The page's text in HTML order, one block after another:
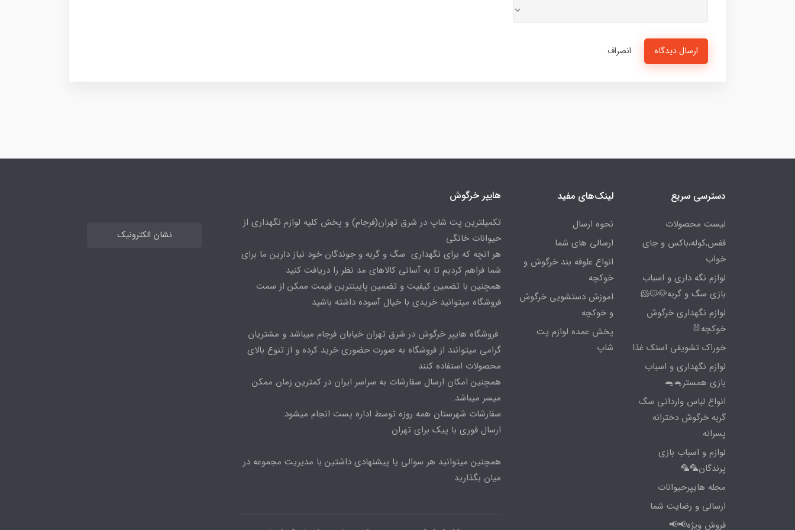
ارسال دیدگاه انصراف
دسترسی سریع
لیست محصولات
قفس,کوله،باکس و جای
خواب
لوازم نگه داری و اسباب
بازی سگ و گربه🐶🐱🐹
لوازم نگهداری خرگوش
خوکچه🐰
خوراک تشویقی اسنک غذا
لوازم نگهداری و اسباب
بازی همستر🐁🐀
انواع لباس وارداتی سگ
گربه خرگوش دخترانه
پسرانه
لوازم و اسباب بازی
پرندگان🦜🦜
مجله هایپرحیوانات
ارسالی و رضایت شما
فروش ویژه📢📢
لینک‌های مفید
نحوه ارسال
ارسالی های شما
انواع علوفه بند خرگوش و
خوکچه
اموزش دستشویی خرگوش
و خوکچه
پخش عمده لوازم پت
شاپ
هایپر خرگوش
تکمیلترین پت شاپ در شرق تهران(فرجام) و پخش کلیه لوازم نگهداری از
حیوانات خانگی
هر انچه که برای نگهداری سگ و گربه و جوندگان خود نیاز دارین ما برای
شما فراهم کردیم تا به آسانی کالاهای مد نظر را دریافت کنید
همچنین با تضمین کیفیت و تضمین پایینترین قیمت ممکن از سمت
فروشگاه میتوانید خریدی با خیال آسوده داشته باشید
فروشگاه هایپر خرگوش در شرق تهران خیابان فرجام میباشد و مشتریان
گرامی میتوانند از فروشگاه به صورت حضوری خرید کرده و از تنوع بالای
محصولات استفاده کنند
همچنین امکان ارسال سفارشات به سراسر ایران در کمترین زمان ممکن
میسر میباشد.
سفارشات شهرستان همه روزه توسط اداره پست انجام میشود.
ارسال فوری با پیک برای تهران
همچنین میتوانید هر سوالی یا پیشنهادی داشتین با مدیریت مجموعه در
میان بگذارید
نشان الکترونیک